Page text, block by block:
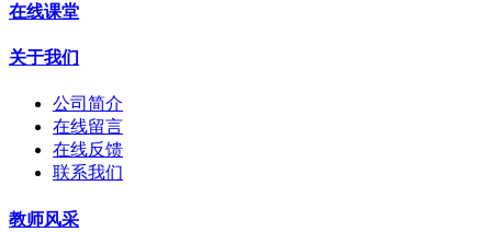
在线课堂
关于我们
公司简介
在线留言
在线反馈
联系我们
教师风采